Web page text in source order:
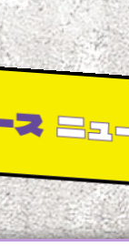
ニュース